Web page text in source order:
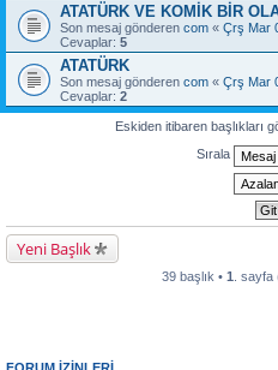
ATATÜRK VE KOMİK BİR
Son mesaj gönderen com « Çrş Mar
Cevaplar: 5
ATATÜRK
Son mesaj gönderen com « Çrş Mar
Cevaplar: 2
Eskiden itibaren başlıkları
Sırala
Yeni Başlık
39 başlık • 1 .
FORUM IZINLERI